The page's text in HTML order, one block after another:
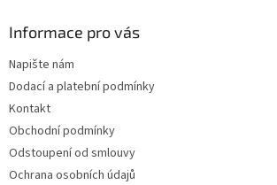
Informace pro vás
Napište nám
Dodací a platební podmínky
Kontakt
Obchodní podmínky
Odstoupení od smlouvy
Ochrana osobních údajů